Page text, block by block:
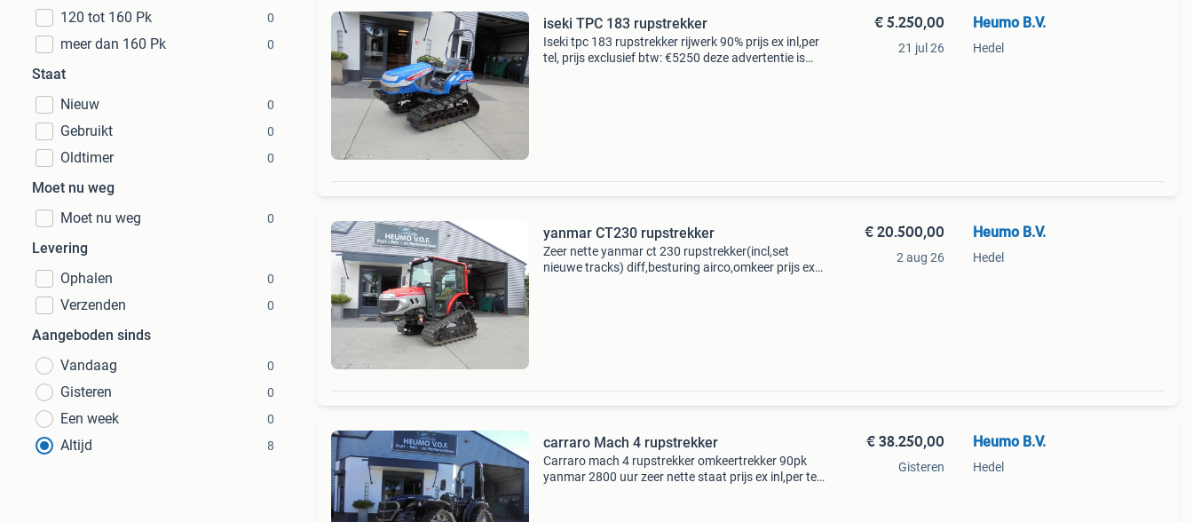
120 tot 160 Pk 0
meer dan 160 Pk 0
Staat
Nieuw
0
Gebruikt 0
Oldtimer 0
Moet nu weg
Moet nu weg
0
Levering
Ophalen
0
Verzenden 0
Aangeboden sinds
Vandaag
0
Gisteren 0
Een week 0
Altijd 8
iseki TPC 183 rupstrekker
Iseki tpc 183 rupstrekker rijwerk 90% prijs ex inl,per
tel, prijs exclusief btw: €5250 deze advertentie is
€ 5.250,00
21 jul 26
Heumo B.V.
Hedel
yanmar CT230 rupstrekker
Zeer nette yanmar ct 230 rupstrekker(incl,set
nieuwe tracks) diff,besturing airco,omkeer prijs ex
€ 20.500,00
2 aug 26
Heumo B.V.
Hedel
carraro Mach 4 rupstrekker
Carraro mach 4 rupstrekker omkeertrekker 90pk
yanmar 2800 uur zeer nette staat prijs ex inl,per tel,
€ 38.250,00
Gisteren
Heumo B.V.
Hedel